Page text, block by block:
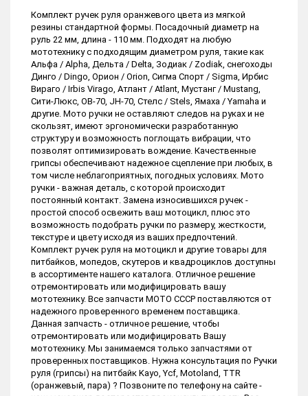
Комплект ручек руля оранжевого цвета из мягкой
резины стандартной формы. Посадочный диаметр на
руль 22 мм, длина - 110 мм. Подходят на любую
мототехнику с подходящим диаметром руля, такие как
Альфа / Alpha, Дельта / Delta, Зодиак / Zodiak, снегоходы
Динго / Dingo, Орион / Orion, Сигма Спорт / Sigma, Ирбис
Вираго / Irbis Virago, Атлант / Atlant, Мустанг / Mustang,
Сити-Люкс, ОВ-70, JH-70, Стелс / Stels, Ямаха / Yamaha и
другие. Мото ручки не оставляют следов на руках и не
скользят, имеют эргономически разработанную
структуру и возможность поглощать вибрации, что
позволят оптимизировать вождение. Качественные
грипсы обеспечивают надежное сцепление при любых, в
том числе неблагоприятных, погодных условиях. Мото
ручки - важная деталь, с которой происходит
постоянный контакт. Замена износившихся ручек -
простой способ освежить ваш мотоцикл, плюс это
возможность подобрать ручки по размеру, жесткости,
текстуре и цвету исходя из ваших предпочтений.
Комплект ручек руля на мотоцикл и другие товары для
питбайков, мопедов, скутеров и квадроциклов доступны
в ассортименте нашего каталога. Отличное решение
отремонтировать или модифицировать вашу
мототехнику. Все запчасти МОТО СССР поставляются от
надежного проверенного временем поставщика.
Данная запчасть - отличное решение, чтобы
отремонтировать или модифицировать Вашу
мототехнику. Мы занимаемся только запчастями от
проверенных поставщиков. Нужна консультация по Ручки
руля (грипсы) на питбайк Kayo, Ycf, Motoland, TTR
(оранжевый, пара) ? Позвоните по телефону на сайте -